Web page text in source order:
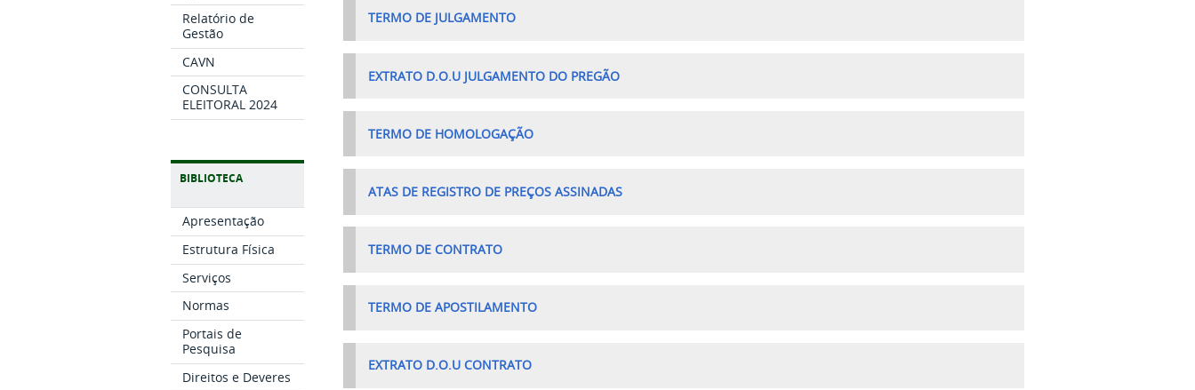
Relatório de
Gestão
CAVN
CONSULTA
ELEITORAL 2024
BIBLIOTECA
Apresentação
Estrutura Física
Serviços
Normas
Portais de
Pesquisa
Direitos e Deveres
TERMO DE JULGAMENTO
EXTRATO D.O.U JULGAMENTO DO PREGÃO
TERMO DE HOMOLOGAÇÃO
ATAS DE REGISTRO DE PREÇOS ASSINADAS
TERMO DE CONTRATO
TERMO DE APOSTILAMENTO
EXTRATO D.O.U CONTRATO